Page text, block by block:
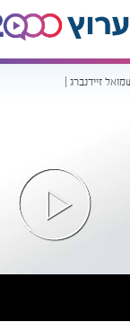
זיידנברג | חג השבועות